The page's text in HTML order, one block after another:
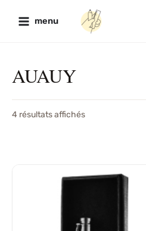
menu
AUAUY
4 résultats affichés